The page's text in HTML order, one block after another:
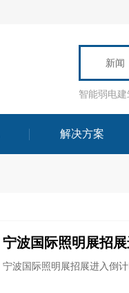
新闻
智能弱电建
解决方案
宁波国际照明展招
宁波国际照明展招展进入倒